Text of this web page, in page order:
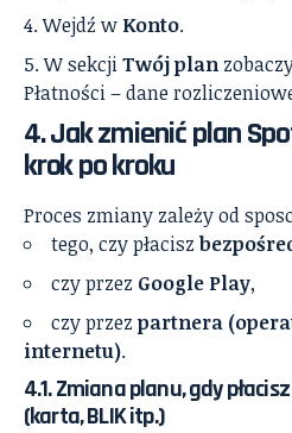
Wejdź w Konto.
W sekcjiTwój plan
Płatności – dane
4. Jak zmienić plan
krok po kroku
Proces zmiany zależy od
tego, czy płacisz
czy przez Google Play,
czy przez partnera
internetu).
4.1. Zmiana planu, gdy
(karta, BLIK itp.)